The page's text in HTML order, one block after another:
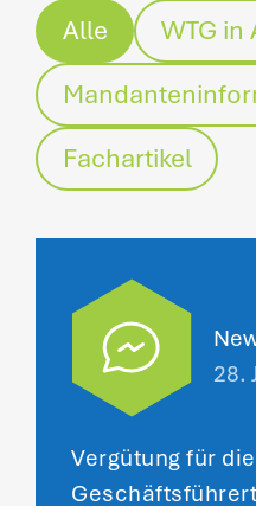
Alle WTG in
Fachartikel
28.
Vergütung für